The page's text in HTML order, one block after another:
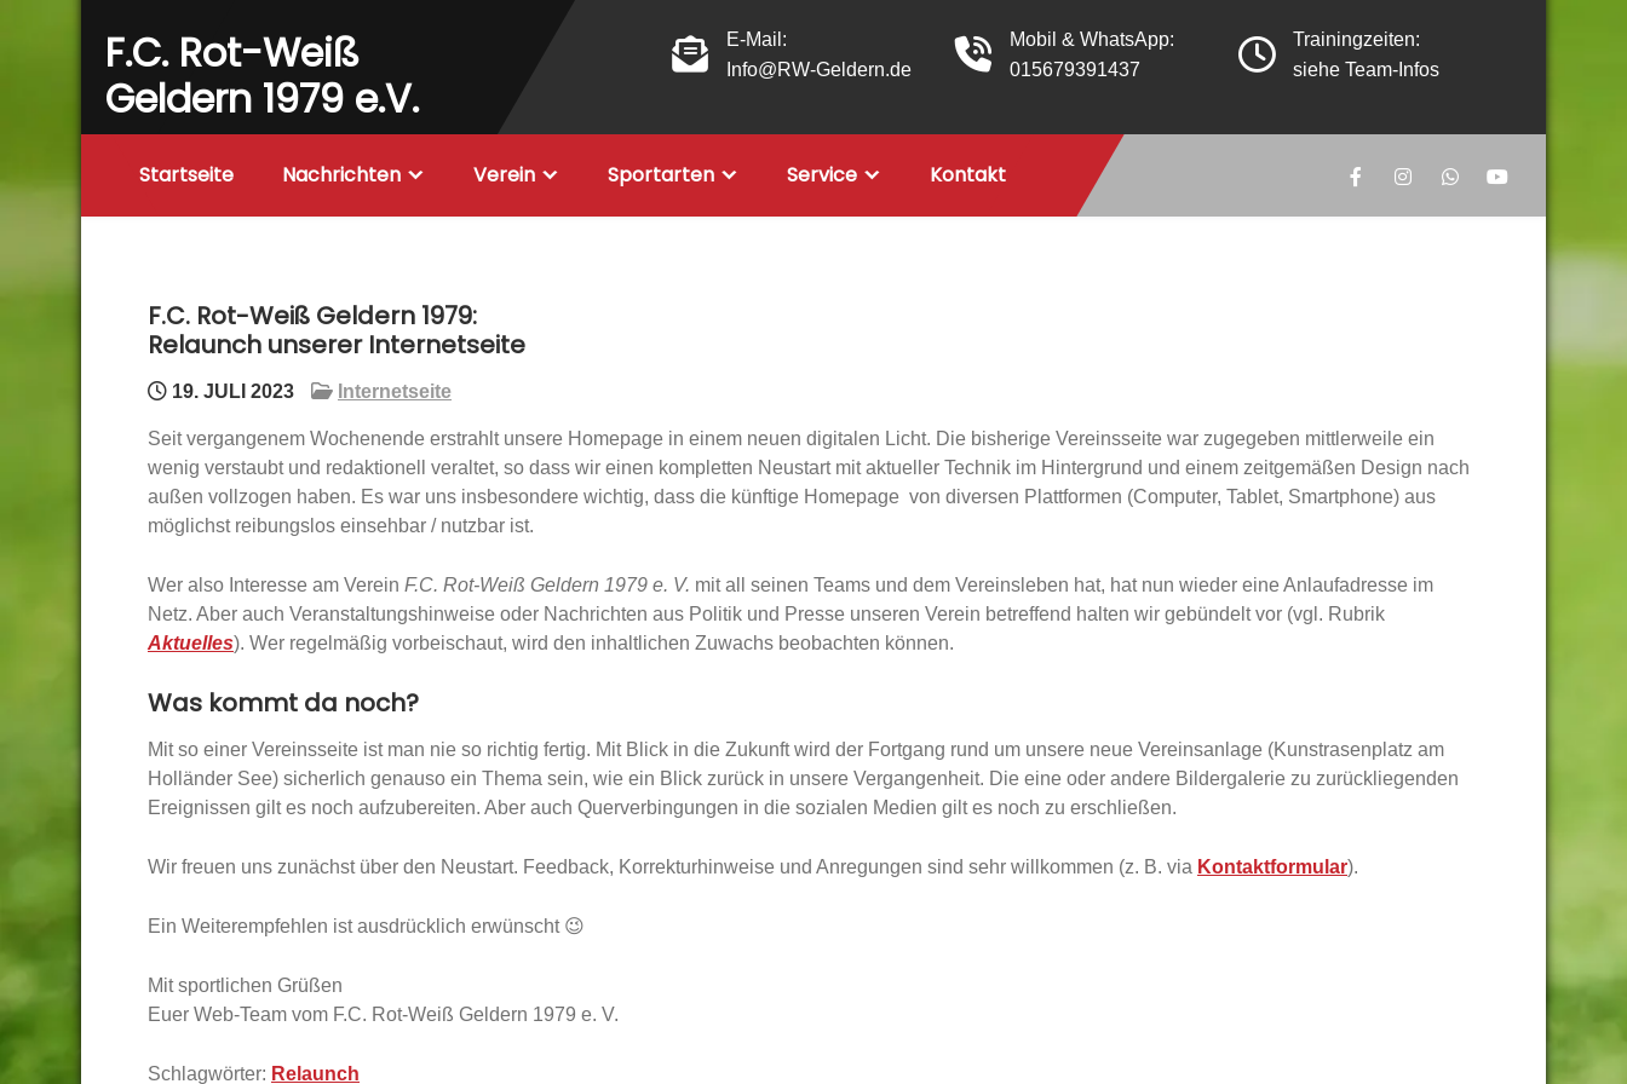
F.C. Rot-Weiß
Geldern 1979 e.V.
E-Mail:
Info@RW-Geldern.de
Mobil & WhatsApp:
015679391437
Trainingzeiten:
siehe Team-Infos
Startseite Nachrichten Verein Sportarten Service Kontakt
F.C. Rot-Weiß Geldern 1979:
Relaunch unserer Internetseite
19. JULI 2023 Internetseite
Seit vergangenem Wochenende erstrahlt unsere Homepage in einem neuen digitalen Licht. Die bisherige Vereinsseite war zugegeben mittlerweile ein
wenig verstaubt und redaktionell veraltet, so dass wir einen kompletten Neustart mit aktueller Technik im Hintergrund und einem zeitgemäßen Design nach
außen vollzogen haben. Es war uns insbesondere wichtig, dass die künftige Homepage von diversen Plattformen (Computer, Tablet, Smartphone) aus
möglichst reibungslos einsehbar / nutzbar ist.
Wer also Interesse am Verein F.C. Rot-Weiß Geldern 1979 e. V. mit all seinen Teams und dem Vereinsleben hat, hat nun wieder eine Anlaufadresse im
Netz. Aber auch Veranstaltungshinweise oder Nachrichten aus Politik und Presse unseren Verein betreffend halten wir gebündelt vor (vgl. Rubrik
Aktuelles). Wer regelmäßig vorbeischaut, wird den inhaltlichen Zuwachs beobachten können.
Was kommt da noch?
Mit so einer Vereinsseite ist man nie so richtig fertig. Mit Blick in die Zukunft wird der Fortgang rund um unsere neue Vereinsanlage (Kunstrasenplatz am
Holländer See) sicherlich genauso ein Thema sein, wie ein Blick zurück in unsere Vergangenheit. Die eine oder andere Bildergalerie zu zurückliegenden
Ereignissen gilt es noch aufzubereiten. Aber auch Querverbingungen in die sozialen Medien gilt es noch zu erschließen.
Wir freuen uns zunächst über den Neustart. Feedback, Korrekturhinweise und Anregungen sind sehr willkommen (z. B. via Kontaktformular).
Ein Weiterempfehlen ist ausdrücklich erwünscht 😉
Mit sportlichen Grüßen
Euer Web-Team vom F.C. Rot-Weiß Geldern 1979 e. V.
Schlagwörter: Relaunch